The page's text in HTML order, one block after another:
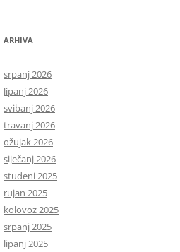
ARHIVA
srpanj 2026
lipanj 2026
svibanj 2026
travanj 2026
ožujak 2026
siječanj 2026
studeni 2025
rujan 2025
kolovoz 2025
srpanj 2025
lipanj 2025